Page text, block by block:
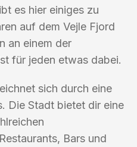
es hier einiges zu
auf dem Vejle Fjord
an einem der
für jeden etwas dabei.
sich durch eine
Die Stadt bietet dir eine
Bars und